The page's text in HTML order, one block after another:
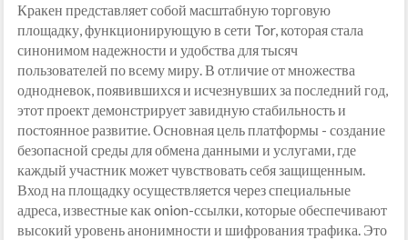
Кракен представляет собой масштабную торговую
площадку, функционирующую в сети Tor, которая стала
синонимом надежности и удобства для тысяч
пользователей по всему миру. В отличие от множества
однодневок, появившихся и исчезнувших за последний год,
этот проект демонстрирует завидную стабильность и
постоянное развитие. Основная цель платформы - создание
безопасной среды для обмена данными и услугами, где
каждый участник может чувствовать себя защищенным.
Вход на площадку осуществляется через специальные
адреса, известные как onion-ссылки, которые обеспечивают
высокий уровень анонимности и шифрования трафика. Это